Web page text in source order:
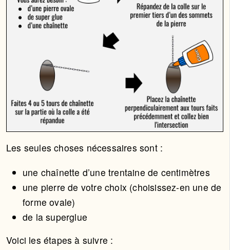
Les seules choses nécessaires sont :
une chaînette d’une trentaine de centimètres
une pierre de votre choix (choisissez-en une de
forme ovale)
de la superglue
Voici les étapes à suivre :